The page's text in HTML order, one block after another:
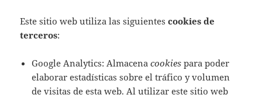
Este sitio web utiliza las siguientescookies de
terceros:
Google Analytics: Almacenacookies para poder
elaborar estadísticas sobre el tráfico y volumen
de visitas de esta web. Al utilizar este sitio web